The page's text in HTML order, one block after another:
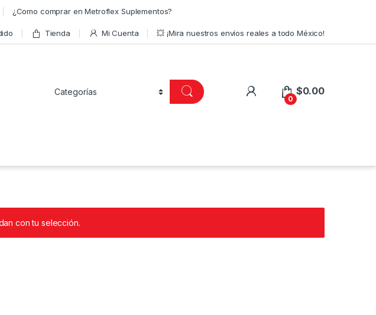
¿Como comprar en Metroflex Suplementos?
Tienda Mi Cuenta 💥 ¡Mira nuestros envíos reales a todo México!
0
$0.00
con tu selección.